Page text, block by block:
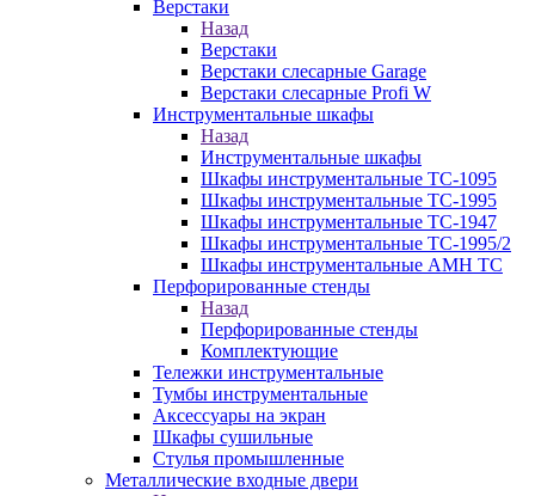
Верстаки
Назад
Верстаки
Верстаки слесарные Garage
Верстаки слесарные Profi W
Инструментальные шкафы
Назад
Инструментальные шкафы
Шкафы инструментальные TC-1095
Шкафы инструментальные TC-1995
Шкафы инструментальные TC-1947
Шкафы инструментальные TC-1995/2
Шкафы инструментальные AMH TC
Перфорированные стенды
Назад
Перфорированные стенды
Комплектующие
Тележки инструментальные
Тумбы инструментальные
Аксессуары на экран
Шкафы сушильные
Стулья промышленные
Металлические входные двери